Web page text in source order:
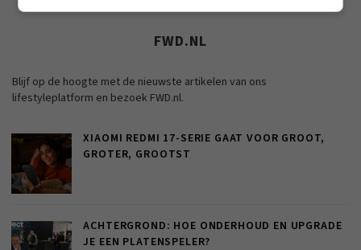
FWD.NL
Blijf op de hoogte met de nieuwste artikelen van ons
lifestyleplatform en bezoek FWD.nl.
XIAOMI REDMI 17-SERIE GAAT VOOR GROOT,
GROTER, GROOTST
ACHTERGROND: HOE ONDERHOUD EN UPGRADE
JE EEN PLATENSPELER?